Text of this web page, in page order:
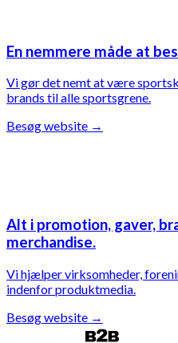
En nemmere måde at
Vi gør det nemt at være
brands til alle sportsgrene.
Besøg website →
Alt i promotion, gaver,
merchandise.
Vi hjælper virksomheder,
indenfor produktmedia.
Besøg website →